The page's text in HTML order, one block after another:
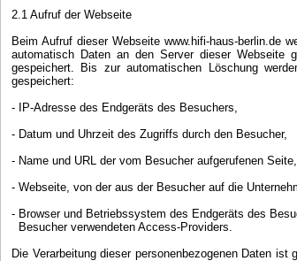
2.1 Aufruf der Webseite
Beim Aufruf dieser Webseite www.hifi-haus-berlin.de
automatisch Daten an den Server dieser Webseite
gespeichert. Bis zur automatischen Löschung
gespeichert:
- IP-Adresse des Endgeräts des Besuchers,
- Datum und Uhrzeit des Zugriffs durch den Besucher,
- Name und URL der vom Besucher aufgerufenen Seite,
- Webseite, von der aus der Besucher auf die
- Browser und Betriebssystem des Endgeräts des
Besucher verwendeten Access-Providers.
Die Verarbeitung dieser personenbezogenen Daten